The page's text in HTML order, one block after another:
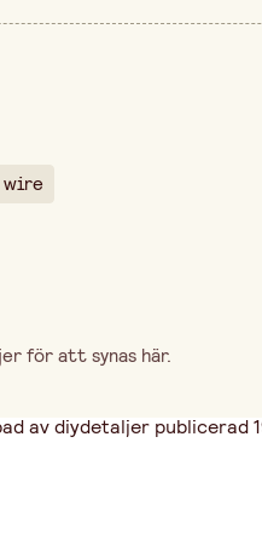
wire
för att synas här.